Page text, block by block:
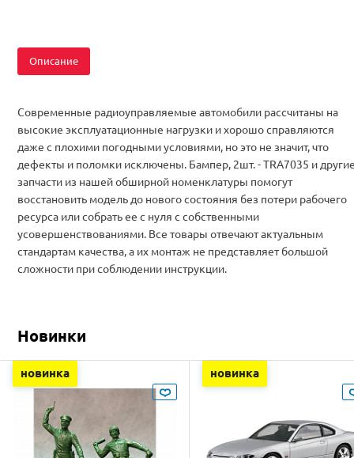
Описание
Современные радиоуправляемые автомобили рассчитаны на
высокие эксплуатационные нагрузки и хорошо справляются
даже с плохими погодными условиями, но это не значит, что
дефекты и поломки исключены. Бампер, 2шт. - TRA7035 и
запчасти из нашей обширной номенклатуры помогут
восстановить модель до нового состояния без потери рабочего
ресурса или собрать ее с нуля с собственными
усовершенствованиями. Все товары отвечают актуальным
стандартам качества, а их монтаж не представляет большой
сложности при соблюдении инструкции.
Новинки
новинка новинка